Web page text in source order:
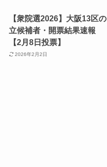
【衆院選2026】大阪13区の
立候補者・開票結果速報
【2月8日投票】
2026年2月2日